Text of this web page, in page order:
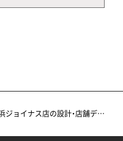
イッツデモ横浜ジョイナス店の設計・店舗デザインプロデュース事例